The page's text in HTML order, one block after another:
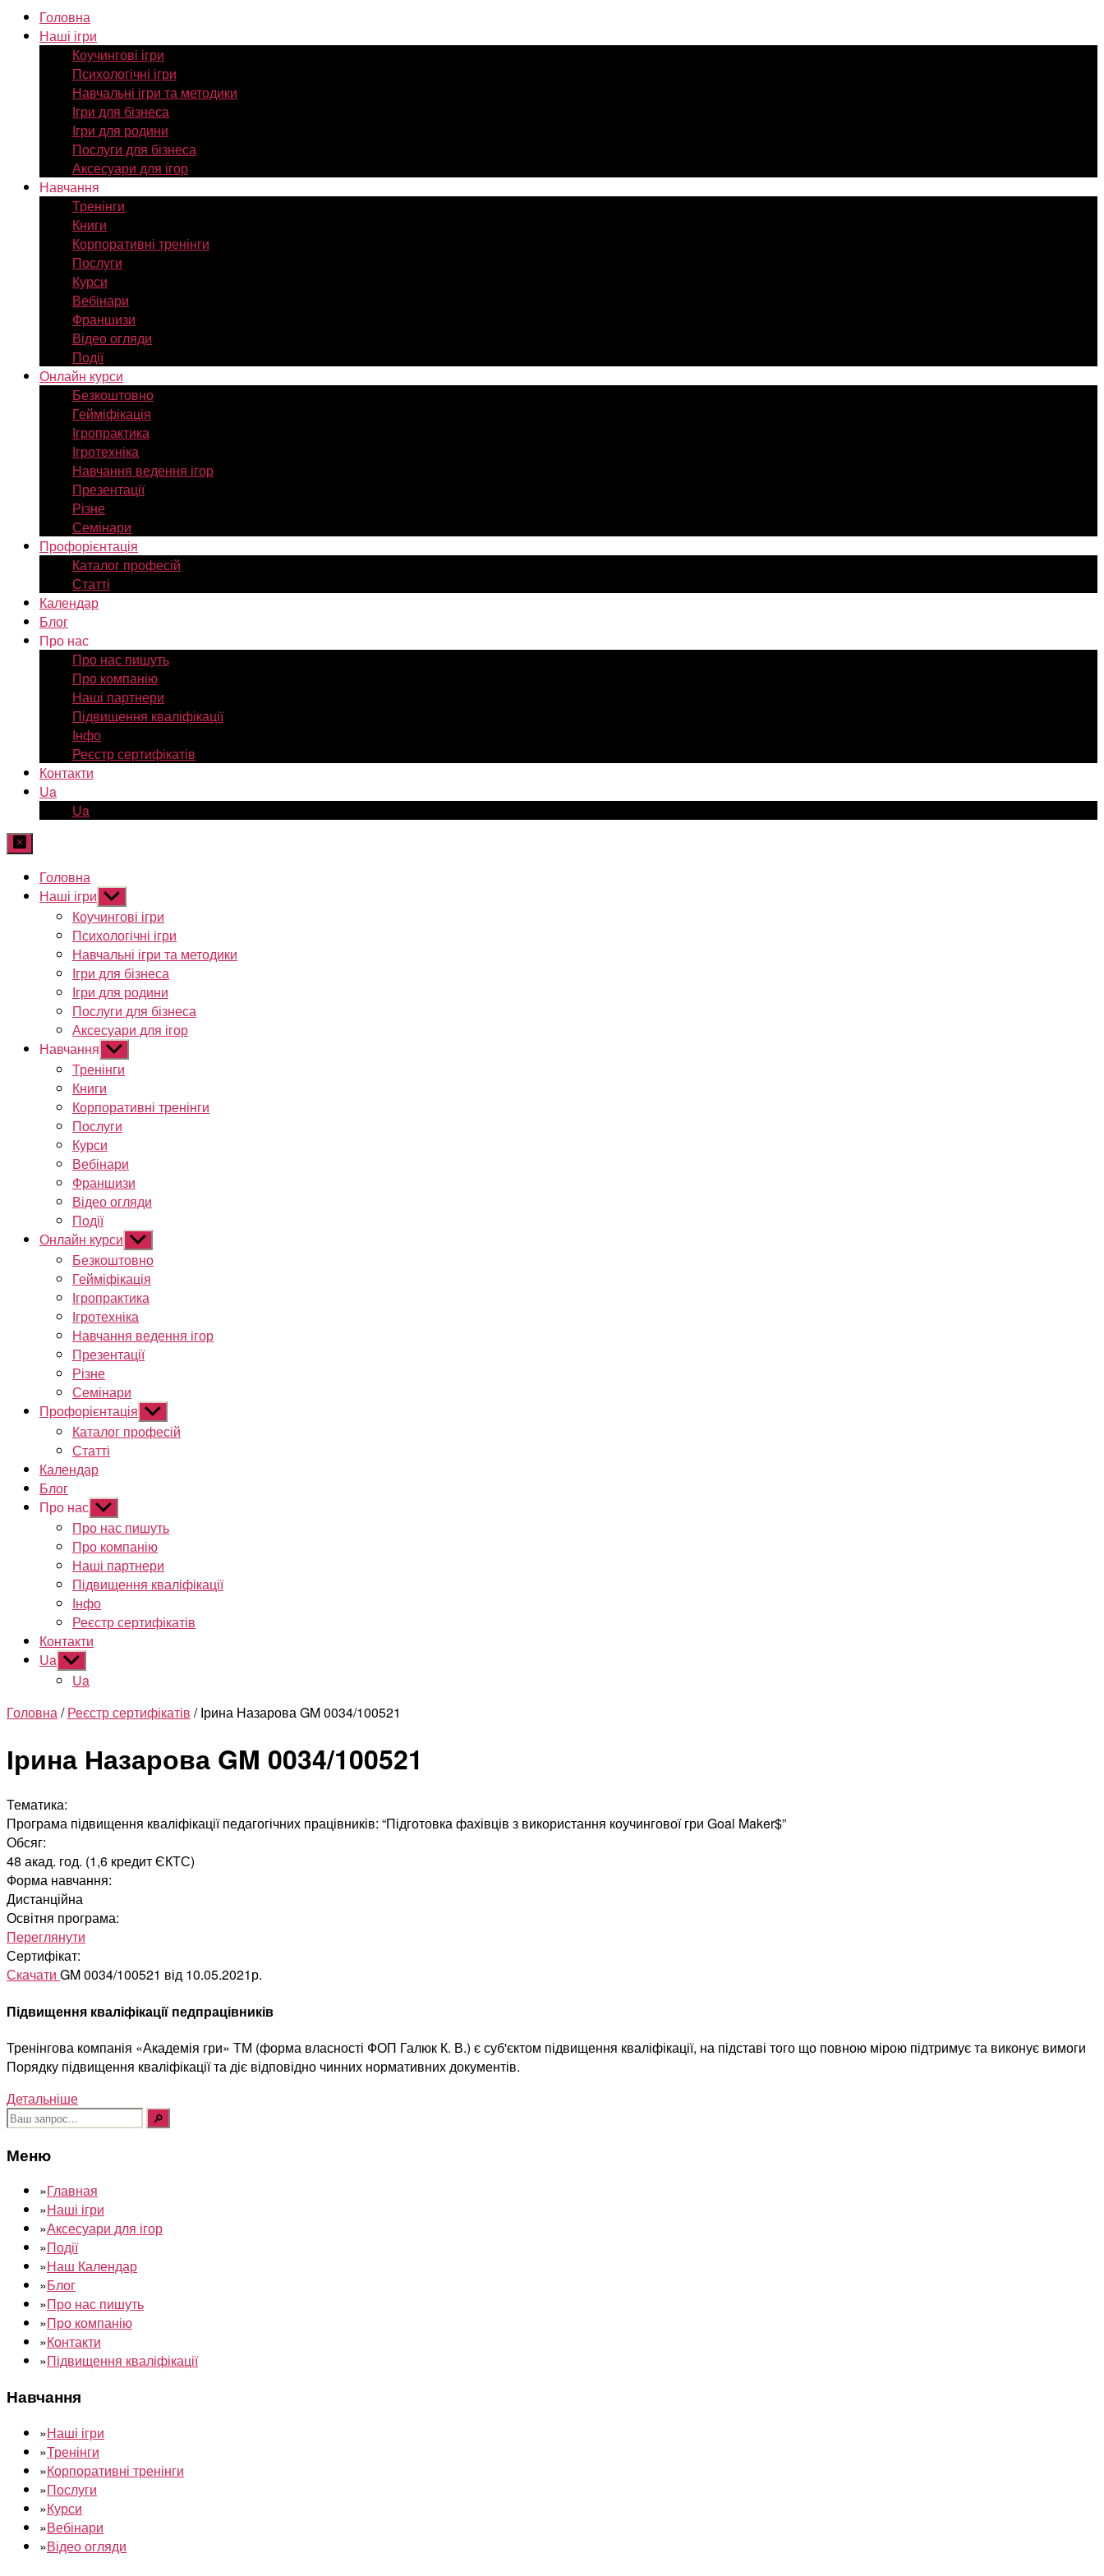
Головна
Наші ігри
Коучингові ігри
Психологічні ігри
Навчальні ігри та методики
Ігри для бізнеса
Ігри для родини
Послуги для бізнеса
Аксесуари для ігор
Навчання
Тренінги
Книги
Корпоративні тренінги
Послуги
Курси
Вебінари
Франшизи
Відео огляди
Події
Онлайн курси
Безкоштовно
Гейміфікація
Ігропрактика
Ігротехніка
Навчання ведення ігор
Презентації
Різне
Семінари
Профорієнтація
Каталог професій
Статті
Календар
Блог
Про нас
Про нас пишуть
Про компанію
Наші партнери
Підвищення кваліфікації
Інфо
Реєстр сертифікатів
Контакти
Ua
Ua
Головна
Наші ігри Показати
підменю
Коучингові ігри
Психологічні ігри
Навчальні ігри та методики
Ігри для бізнеса
Ігри для родини
Послуги для бізнеса
Аксесуари для ігор
Навчання Показати
підменю
Тренінги
Книги
Корпоративні тренінги
Послуги
Курси
Вебінари
Франшизи
Відео огляди
Події
Онлайн курси Показати
підменю
Безкоштовно
Гейміфікація
Ігропрактика
Ігротехніка
Навчання ведення ігор
Презентації
Різне
Семінари
Профорієнтація Показати
підменю
Каталог професій
Статті
Календар
Блог
Про нас Показати
підменю
Про нас пишуть
Про компанію
Наші партнери
Підвищення кваліфікації
Інфо
Реєстр сертифікатів
Контакти
Ua Показати
підменю
Ua
Головна/Реєстр сертифікатів / Ірина Назарова GM 0034/100521
Ірина Назарова GM 0034/100521
Тематика:
Програма підвищення кваліфікації педагогічних працівників: “Підготовка фахівців з використання коучингової гри Goal Maker$”
Обсяг:
48 акад. год. (1,6 кредит ЄКТС)
Форма навчання:
Дистанційна
Освітня програма:
Переглянути
Сертифікат:
Скачати GM 0034/100521 від 10.05.2021р.
Підвищення кваліфікації педпрацівників
Тренінгова компанія «Академія гри» ТМ (форма власності ФОП Галюк К. В.) є суб'єктом підвищення кваліфікації, на підставі того що повною мірою підтримує та виконує вимоги
Порядку підвищення кваліфікації та діє відповідно чинних нормативних документів.
Детальніше
Шукати:
Меню
»Главная
»Наші ігри
»Аксесуари для ігор
»Події
»Наш Календар
»Блог
»Про нас пишуть
»Про компанію
»Контакти
»Підвищення кваліфікації
Навчання
»Наші ігри
»Тренінги
»Корпоративні тренінги
»Послуги
»Курси
»Вебінари
»Відео огляди